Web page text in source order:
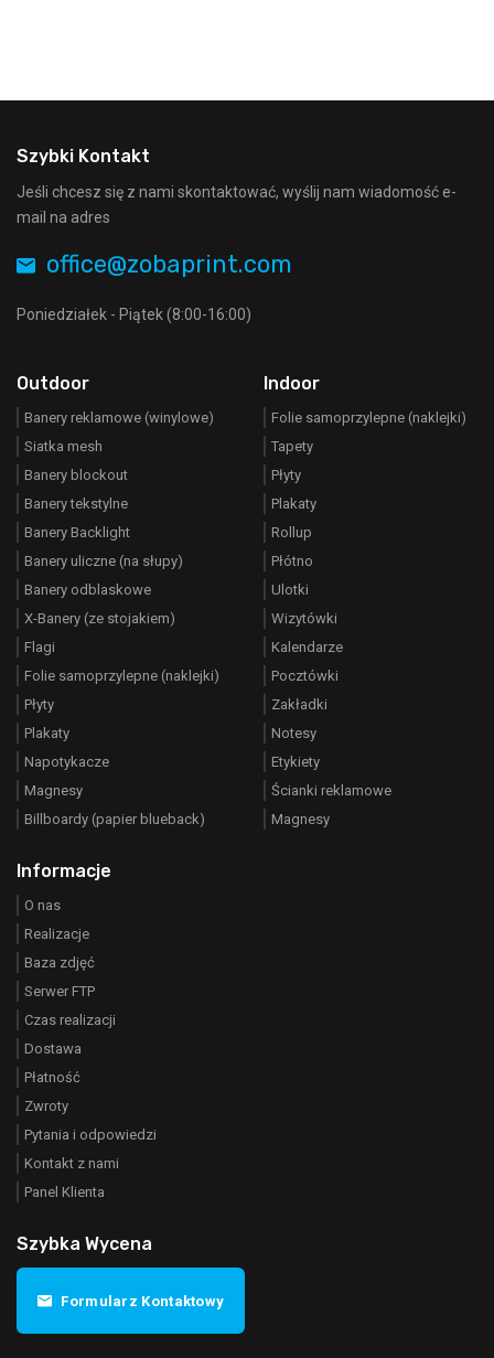
Szybki Kontakt
Jeśli chcesz się z nami skontaktować, wyślij nam wiadomość e-
mail na adres
office@zobaprint.com
Poniedziałek - Piątek (8:00-16:00)
Outdoor
Banery reklamowe (winylowe)
Siatka mesh
Banery blockout
Banery tekstylne
Banery Backlight
Banery uliczne (na słupy)
Banery odblaskowe
X-Banery (ze stojakiem)
Flagi
Folie samoprzylepne (naklejki)
Płyty
Plakaty
Napotykacze
Magnesy
Billboardy (papier blueback)
Indoor
Folie samoprzylepne (naklejki)
Tapety
Płyty
Plakaty
Rollup
Płótno
Ulotki
Wizytówki
Kalendarze
Pocztówki
Zakładki
Notesy
Etykiety
Ścianki reklamowe
Magnesy
Informacje
O nas
Realizacje
Baza zdjęć
Serwer FTP
Czas realizacji
Dostawa
Płatność
Zwroty
Pytania i odpowiedzi
Kontakt z nami
Panel Klienta
Szybka Wycena
Formularz Kontaktowy